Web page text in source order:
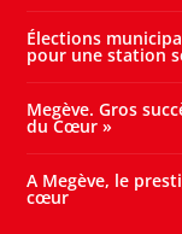
Élections
pour une station
Megève. Gros
du Cœur »
A Megève, le
cœur